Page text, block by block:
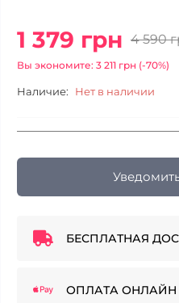
1 379 грн 4 590
Вы экономите: 3 211 грн (-70%)
Наличие: Нет в наличии
БЕСПЛАТНАЯ
ОПЛАТА ОНЛАЙН